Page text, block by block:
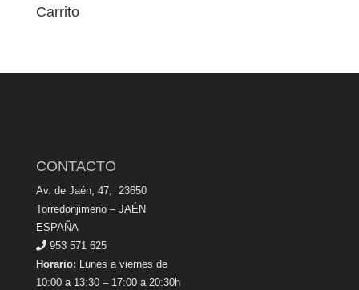
Carrito
CONTACTO
Av. de Jaén, 47, 23650
Torredonjimeno – JAÉN
ESPAÑA
953 571 625
Horario: Lunes a viernes de
10:00 a 13:30 – 17:00 a 20:30h